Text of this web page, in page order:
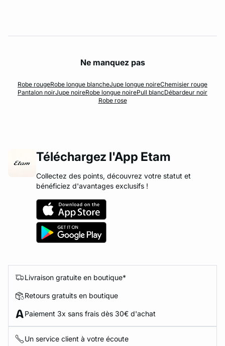
Ne manquez pas
Robe rougeRobe longue blancheJupe longue noireChemisier rouge
Pantalon noirJupe noireRobe longue noirePull blancDébardeur noir
Robe rose
Téléchargez l'App Etam
Collectez des points, découvrez votre statut et
bénéficiez d'avantages exclusifs !
Livraison gratuite en boutique*
Retours gratuits en boutique
Paiement 3x sans frais dès 30€ d'achat
Un service client à votre écoute